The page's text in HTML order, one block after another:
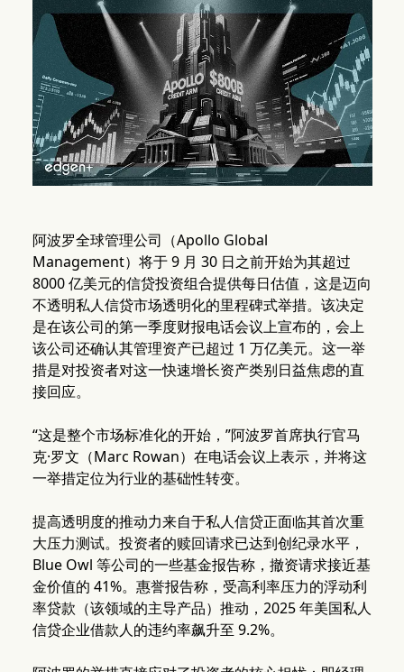
阿波罗全球管理公司（Apollo Global
Management）将于 9 月 30 日之前开始为其超过
8000 亿美元的信贷投资组合提供每日估值，这是迈向
不透明私人信贷市场透明化的里程碑式举措。该决定
是在该公司的第一季度财报电话会议上宣布的，会上
该公司还确认其管理资产已超过 1 万亿美元。这一举
措是对投资者对这一快速增长资产类别日益焦虑的直
接回应。
“这是整个市场标准化的开始，”阿波罗首席执行官马
克·罗文（Marc Rowan）在电话会议上表示，并将这
一举措定位为行业的基础性转变。
提高透明度的推动力来自于私人信贷正面临其首次重
大压力测试。投资者的赎回请求已达到创纪录水平，
Blue Owl 等公司的一些基金报告称，撤资请求接近基
金价值的 41%。惠誉报告称，受高利率压力的浮动利
率贷款（该领域的主导产品）推动，2025 年美国私人
信贷企业借款人的违约率飙升至 9.2%。